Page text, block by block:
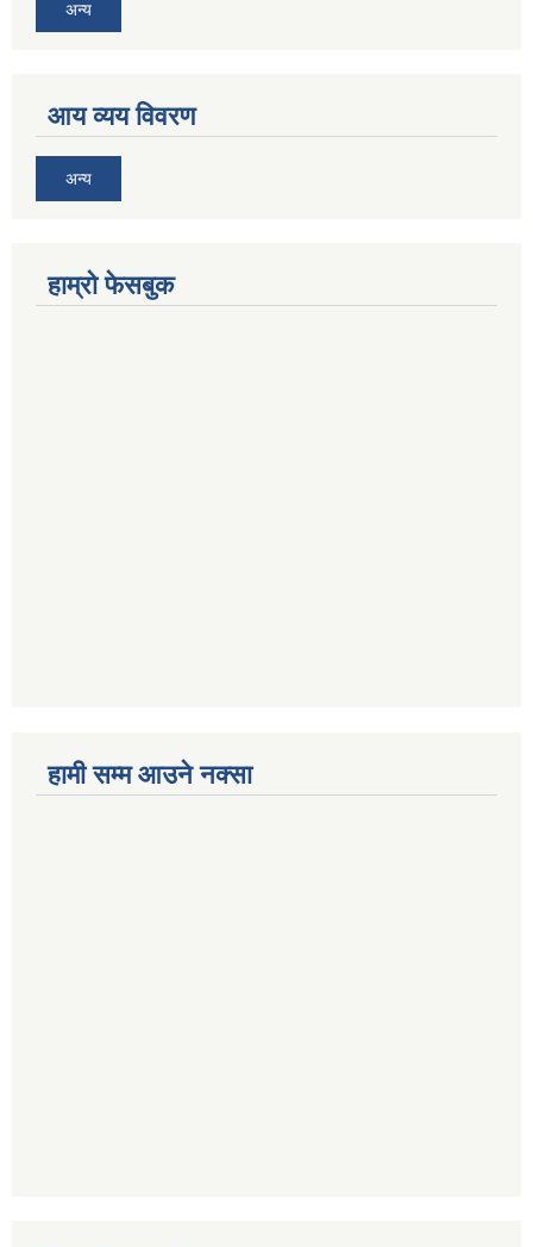
अन्य
आय व्यय विवरण
अन्य
हाम्रो फेसबुक
हामी सम्म आउने नक्सा